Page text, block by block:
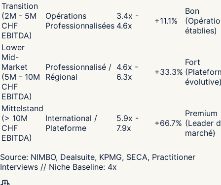
Transition
(2M - 5M
CHF
EBITDA)
Opérations
Professionnalisées
3.4x -
4.6x
+11.1%
Bon
établies)
Lower
Mid-
Market
(5M - 10M
CHF
EBITDA)
Professionnalisé /
Régional
4.6x -
6.3x
+33.3%
Fort
Mittelstand
(> 10M
CHF
EBITDA)
International /
Plateforme
5.9x -
7.9x
+66.7%
Premium
(Leader
marché)
Source: NIMBO, Dealsuite, KPMG, SECA, Practitioner
Interviews // Niche Baseline: 4x